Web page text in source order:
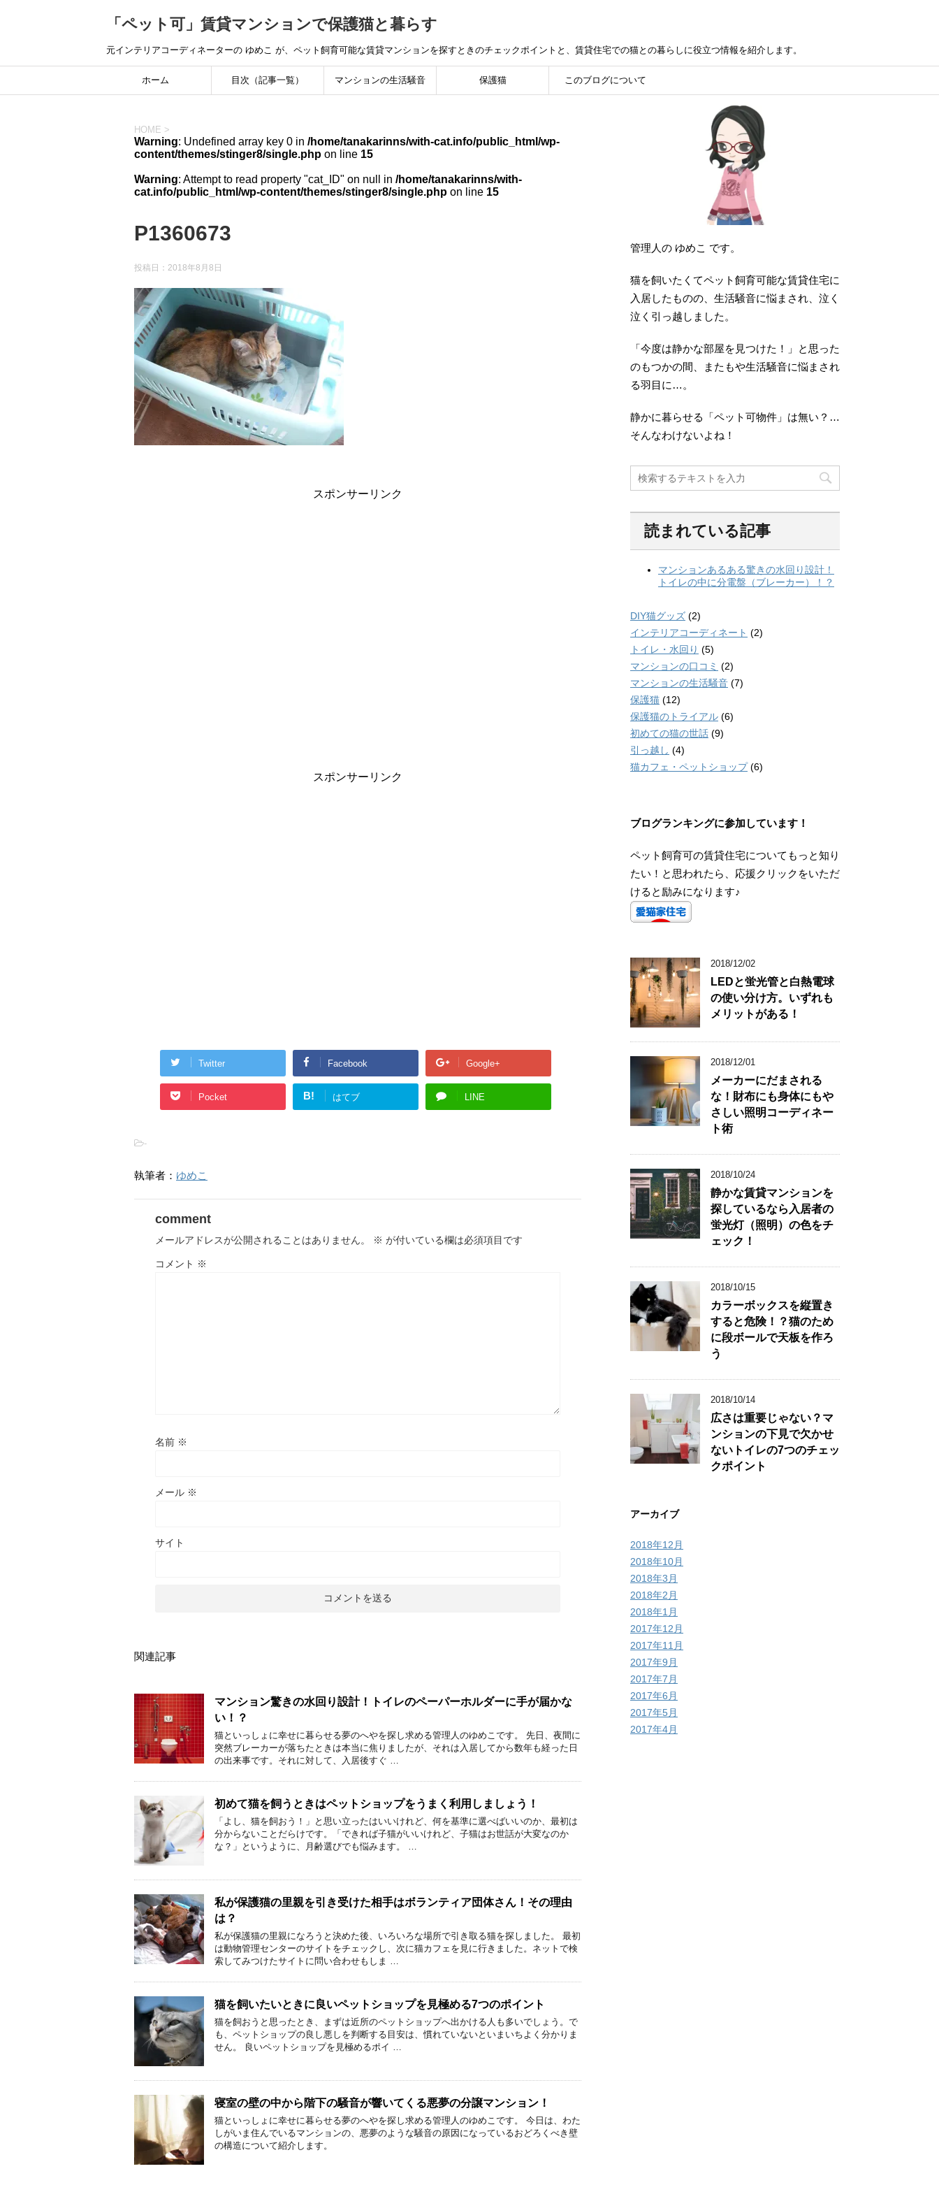
「ペット可」賃貸マンションで保護猫と暮らす
元インテリアコーディネーターの ゆめこ が、ペット飼育可能な賃貸マンションを探すときのチェックポイントと、賃貸住宅での猫との暮らしに役立つ情報を紹介します。
ホーム 目次（記事一覧） マンションの生活騒音 保護猫 このブログについて
HOME >
Warning: Undefined array key 0 in /home/tanakarinns/with-cat.info/public_html/wp-
content/themes/stinger8/single.php on line 15
Warning: Attempt to read property "cat_ID" on null in /home/tanakarinns/with-
cat.info/public_html/wp-content/themes/stinger8/single.php on line 15
P1360673
投稿日： 2018年8月8日
スポンサーリンク
スポンサーリンク
Twitter Facebook Google+
Pocket B! はてブ LINE
-
執筆者： ゆめこ
comment
メールアドレスが公開されることはありません。 ※ が付いている欄は必須項目です
コメント ※
名前 ※
メール ※
サイト
関連記事
マンション驚きの水回り設計！トイレのペーパーホルダーに手が届かな
い！？
猫といっしょに幸せに暮らせる夢のへやを探し求める管理人のゆめこです。 先日、夜間に
突然ブレーカーが落ちたときは本当に焦りましたが、それは入居してから数年も経った日
の出来事です。それに対して、入居後すぐ …
初めて猫を飼うときはペットショップをうまく利用しましょう！
「よし、猫を飼おう！」と思い立ったはいいけれど、何を基準に選べばいいのか、最初は
分からないことだらけです。「できれば子猫がいいけれど、子猫はお世話が大変なのか
な？」というように、月齢選びでも悩みます。 …
私が保護猫の里親を引き受けた相手はボランティア団体さん！その理由
は？
私が保護猫の里親になろうと決めた後、いろいろな場所で引き取る猫を探しました。 最初
は動物管理センターのサイトをチェックし、次に猫カフェを見に行きました。ネットで検
索してみつけたサイトに問い合わせもしま …
猫を飼いたいときに良いペットショップを見極める7つのポイント
猫を飼おうと思ったとき、まずは近所のペットショップへ出かける人も多いでしょう。で
も、ペットショップの良し悪しを判断する目安は、慣れていないといまいちよく分かりま
せん。 良いペットショップを見極めるポイ …
寝室の壁の中から階下の騒音が響いてくる悪夢の分譲マンション！
猫といっしょに幸せに暮らせる夢のへやを探し求める管理人のゆめこです。 今日は、わた
しがいま住んでいるマンションの、悪夢のような騒音の原因になっているおどろくべき壁
の構造について紹介します。
管理人の ゆめこ です。
猫を飼いたくてペット飼育可能な賃貸住宅に
入居したものの、生活騒音に悩まされ、泣く
泣く引っ越しました。
「今度は静かな部屋を見つけた！」と思った
のもつかの間、またもや生活騒音に悩まされ
る羽目に…。
静かに暮らせる「ペット可物件」は無い？…
そんなわけないよね！
読まれている記事
DIY猫グッズ (2)
インテリアコーディネート (2)
トイレ・水回り (5)
マンションの口コミ (2)
マンションの生活騒音 (7)
保護猫 (12)
保護猫のトライアル (6)
初めての猫の世話 (9)
引っ越し (4)
猫カフェ・ペットショップ(6)
ブログランキングに参加しています！
ペット飼育可の賃貸住宅についてもっと知り
たい！と思われたら、応援クリックをいただ
けると励みになります♪
2018/12/02
LEDと蛍光管と白熱電球
の使い分け方。いずれも
メリットがある！
2018/12/01
メーカーにだまされる
な！財布にも身体にもや
さしい照明コーディネー
ト術
2018/10/24
静かな賃貸マンションを
探しているなら入居者の
蛍光灯（照明）の色をチ
ェック！
2018/10/15
カラーボックスを縦置き
すると危険！？猫のため
に段ボールで天板を作ろ
う
2018/10/14
広さは重要じゃない？マ
ンションの下見で欠かせ
ないトイレの7つのチェッ
クポイント
アーカイブ
2018年12月
2018年10月
2018年3月
2018年2月
2018年1月
2017年12月
2017年11月
2017年9月
2017年7月
2017年6月
2017年5月
2017年4月